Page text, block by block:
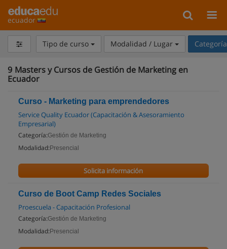
ecuador
Tipo de curso Modalidad / Lugar
9 Masters y Cursos de Gestión de Marketing en
Ecuador
Curso - Marketing para emprendedores
Service Quality Ecuador (Capacitación & Asesoramiento
Empresarial)
Categoría:Gestión de Marketing
Modalidad: Presencial
Solicita información
Curso de Boot Camp Redes Sociales
Proescuela - Capacitación Profesional
Categoría:Gestión de Marketing
Modalidad: Presencial